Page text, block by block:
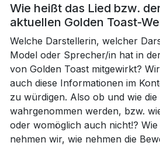
Wie heißt das Lied bzw.
aktuellen Golden Toast-
Welche Darstellerin, welcher
Model oder Sprecher/in hat in
von Golden Toast mitgewirkt?
auch diese Informationen im
zu würdigen. Also ob und wie
wahrgenommen werden, bzw.
oder womöglich auch nicht!?
nehmen wir, wie nehmen die